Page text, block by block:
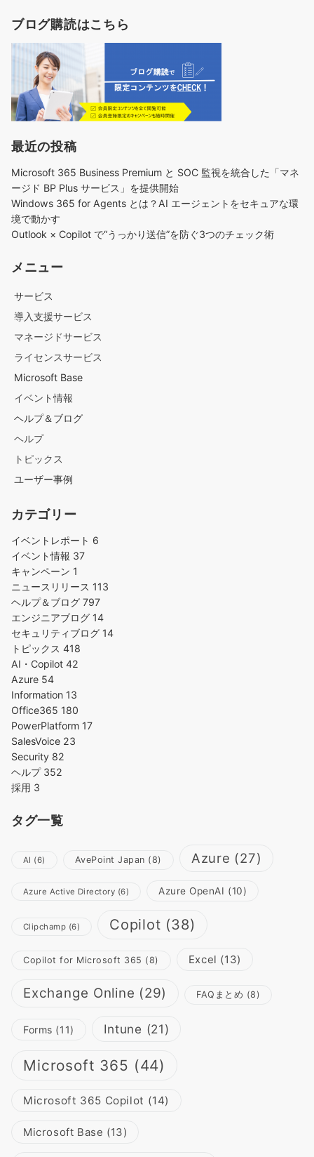
ブログ購読はこちら
最近の投稿
Microsoft 365 Business Premium と SOC 監視を統合した「マネ
ージド BP Plus サービス」を提供開始
Windows 365 for Agents とは？AI エージェントをセキュアな環
境で動かす
Outlook × Copilot で“うっかり送信”を防ぐ3つのチェック術​
メニュー
サービス
導入支援サービス
マネージドサービス
ライセンスサービス
Microsoft Base
イベント情報
ヘルプ＆ブログ
ヘルプ
トピックス
ユーザー事例
カテゴリー
イベントレポート 6
イベント情報 37
キャンペーン 1
ニュースリリース 113
ヘルプ＆ブログ 797
エンジニアブログ 14
セキュリティブログ 14
トピックス 418
AI・Copilot 42
Azure 54
Information 13
Office365 180
PowerPlatform 17
SalesVoice 23
Security 82
ヘルプ 352
採用 3
タグ一覧
AI (6) AvePoint Japan (8) Azure (27)
Azure Active Directory (6) Azure OpenAI (10)
Clipchamp (6) Copilot (38)
Copilot for Microsoft 365 (8) Excel (13)
Exchange Online (29) FAQまとめ (8)
Forms (11) Intune (21)
Microsoft 365 (44)
Microsoft 365 Copilot (14)
Microsoft Base (13)